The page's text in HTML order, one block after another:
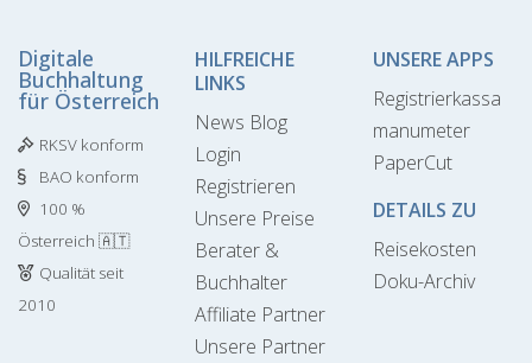
Digitale
Buchhaltung
für Österreich
RKSV konform
BAO konform
100 %
Österreich 🇦🇹
Qualität seit
2010
HILFREICHE
LINKS
News Blog
Login
Registrieren
Unsere Preise
Berater &
Buchhalter
Affiliate Partner
Unsere Partner
UNSERE APPS
Registrierkassa
manumeter
PaperCut
DETAILS ZU
Reisekosten
Doku-Archiv